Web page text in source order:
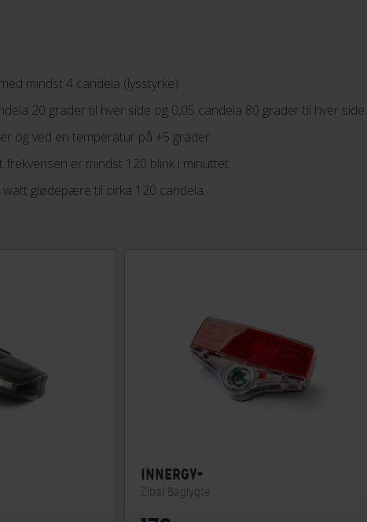
mindst 4 candela (lysstyrke).
20 grader til hver side og 0,05 candela 80 grader til hver side.
og ved en temperatur på +5 grader.
er mindst 120 blink i minuttet.
glødepære til cirka 120 candela.
INNERGY+
Zibal Baglygte